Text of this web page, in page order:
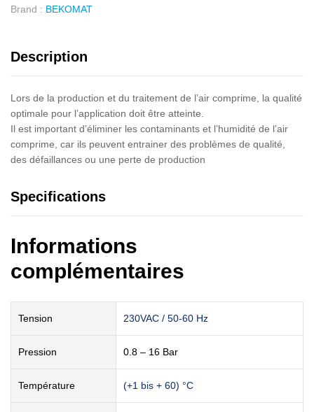
Brand : BEKOMAT
Description
Lors de la production et du traitement de l’air comprime, la qualité
optimale pour l’application doit être atteinte.
Il est important d’éliminer les contaminants et l’humidité de l’air
comprime, car ils peuvent entrainer des problèmes de qualité,
des défaillances ou une perte de production
Specifications
Informations
complémentaires
Tension 230VAC / 50-60 Hz
Pression 0.8 – 16 Bar
Température (+1 bis + 60) °C